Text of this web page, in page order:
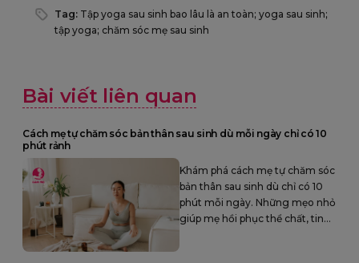
Tag: Tập yoga sau sinh bao lâu là an toàn; yoga sau sinh;
tập yoga; chăm sóc mẹ sau sinh
Bài viết liên quan
Cách mẹ tự chăm sóc bản thân sau sinh dù mỗi ngày chỉ có 10
phút rảnh
Khám phá cách mẹ tự chăm sóc
bản thân sau sinh dù chỉ có 10
phút mỗi ngày. Những mẹo nhỏ
giúp mẹ hồi phục thể chất, tinh